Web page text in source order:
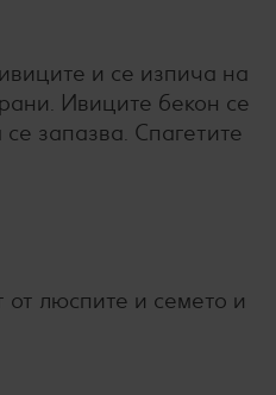
и се изпича на
Ивиците бекон се
запазва. Спагетите
от люспите и семето и